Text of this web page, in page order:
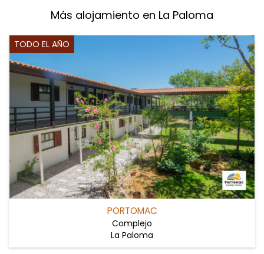
Más alojamiento en La Paloma
TODO EL AÑO
PORTOMAC
Complejo
La Paloma